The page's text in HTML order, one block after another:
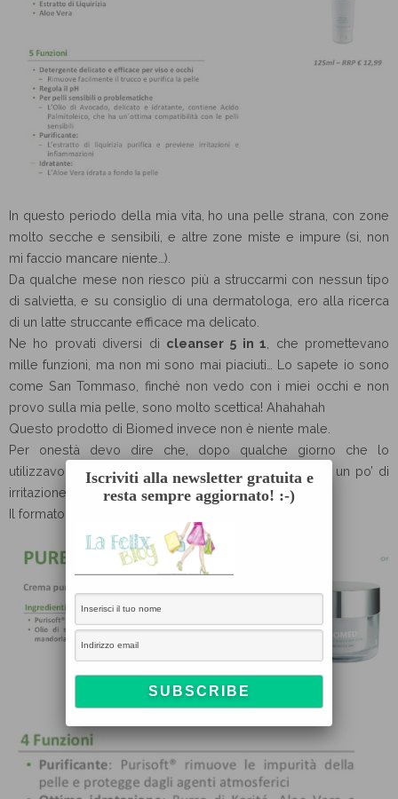
In questo periodo della mia vita, ho una pelle strana, con zone
molto secche e sensibili, e altre zone miste e impure (si, non
mi faccio mancare niente…).
Da qualche mese non riesco più a struccarmi con nessun tipo
di salvietta, e su consiglio di una dermatologa, ero alla ricerca
di un latte struccante efficace ma delicato.
Ne ho provati diversi di cleanser 5 in 1 , che promettevano
mille funzioni, ma non mi sono mai piaciuti… Lo sapete io sono
come San Tommaso, finché non vedo con i miei occhi e non
provo sulla mia pelle, sono molto scettica! Ahahahah
Questo prodotto di Biomed invece non è niente male.
Per onestà devo dire che, dopo qualche giorno che lo
utilizzavo senza problemi, una sera mi ha procurato un po’ di
irritazione sulle guance, ma è stato un caso isolato.
Il formato da 125 ml costa € 12,99.
Iscriviti alla newsletter gratuita e
resta sempre aggiornato! :-)